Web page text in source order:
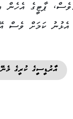
ޕާޓީގެ
ކަމަށް ވެސް
އާރުޑީސީގެ ކުރީގެ